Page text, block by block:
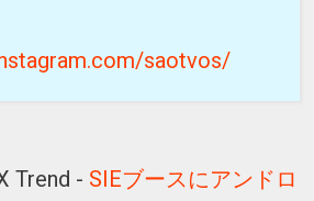
saotvos/
Trend - SIEブースにアンドロ